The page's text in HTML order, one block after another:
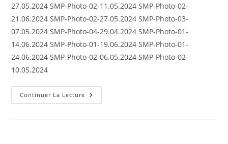
27.05.2024 SMP-Photo-02-11.05.2024 SMP-Photo-02-
21.06.2024 SMP-Photo-02-27.05.2024 SMP-Photo-03-
07.05.2024 SMP-Photo-04-29.04.2024 SMP-Photo-01-
14.06.2024 SMP-Photo-01-19.06.2024 SMP-Photo-01-
24.06.2024 SMP-Photo-02-06.05.2024 SMP-Photo-02-
10.05.2024
Continuer La Lecture